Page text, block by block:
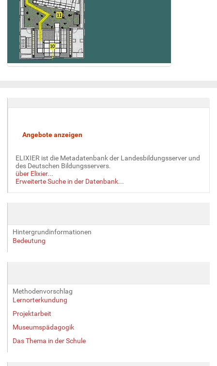
e
n
r
G
…
ELIXIER ist die Metadatenbank der Landesbildungsserver und
des Deutschen Bildungsservers.
über Elixier...
Erweiterte Suche in der Datenbank...
Hintergrundinformationen
Bedeutung
Methodenvorschlag
Lernorterkundung
Projektarbeit
Museumspädagogik
Das Thema in der Schule